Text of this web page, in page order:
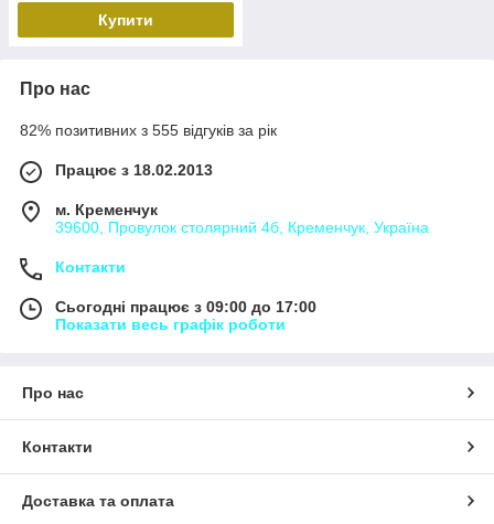
Купити
Про нас
82% позитивних з 555 відгуків за рік
Працює з 18.02.2013
м. Кременчук
39600, Провулок столярний 4б, Кременчук, Україна
Контакти
Сьогодні працює з 09:00 до 17:00
Показати весь графік роботи
Про нас
Контакти
Доставка та оплата